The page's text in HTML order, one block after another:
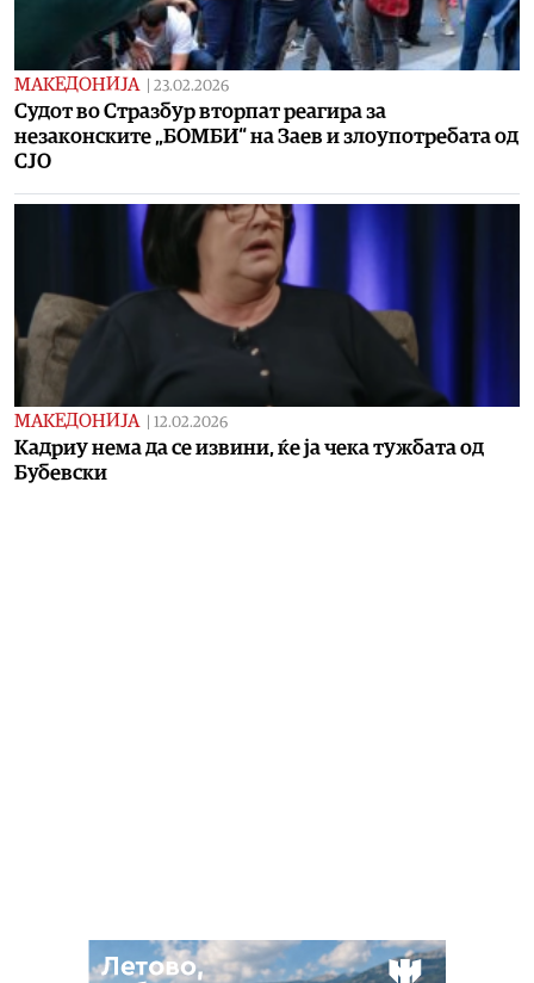
МАКЕДОНИЈА | 23.02.2026
Судот во Стразбур вторпат реагира за
незаконските „БОМБИ“ на Заев и злоупотребата од
СЈО
МАКЕДОНИЈА | 12.02.2026
Кадриу нема да се извини, ќе ја чека тужбата од
Бубевски